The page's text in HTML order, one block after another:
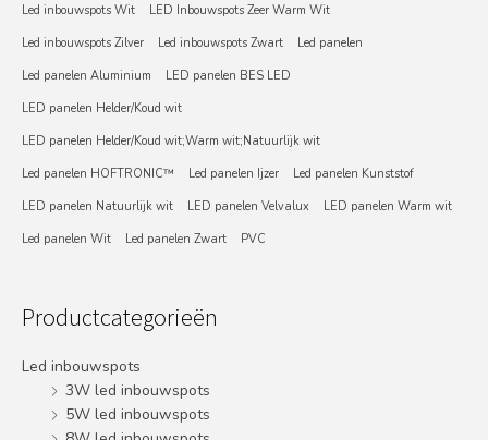
Led inbouwspots Wit
LED Inbouwspots Zeer Warm Wit
Led inbouwspots Zilver
Led inbouwspots Zwart
Led panelen
Led panelen Aluminium
LED panelen BES LED
LED panelen Helder/Koud wit
LED panelen Helder/Koud wit;Warm wit;Natuurlijk wit
Led panelen HOFTRONIC™
Led panelen Ijzer
Led panelen Kunststof
LED panelen Natuurlijk wit
LED panelen Velvalux
LED panelen Warm wit
Led panelen Wit
Led panelen Zwart PVC
Productcategorieën
Led inbouwspots
3W led inbouwspots
5W led inbouwspots